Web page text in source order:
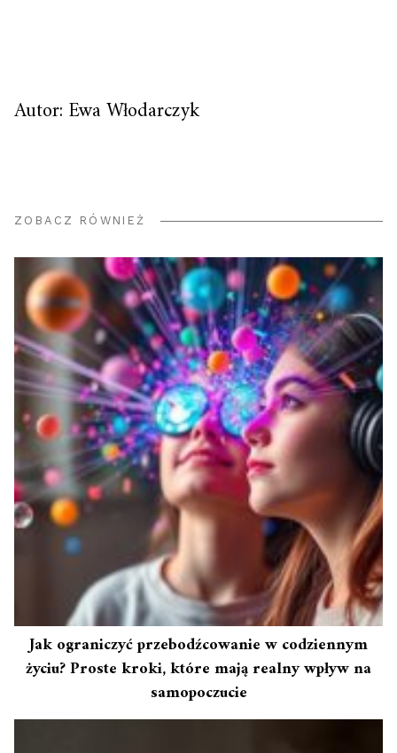
Autor: Ewa Włodarczyk
ZOBACZ RÓWNIEŻ
Jak ograniczyć przebodźcowanie w codziennym
życiu? Proste kroki, które mają realny wpływ na
samopoczucie